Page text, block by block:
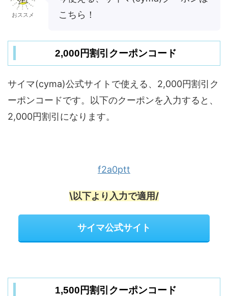
おススメ
こちら！
2,000円割引クーポンコード
サイマ(cyma)公式サイトで使える、2,000円割引ク
ーポンコードです。以下のクーポンを入力すると、
2,000円割引になります。
f2a0ptt
\以下より入力で適用/
サイマ公式サイト
1,500円割引クーポンコード